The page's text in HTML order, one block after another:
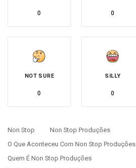
0 0
NOT SURE
0
SILLY
0
Non Stop
Non Stop Produções
O Que Aconteceu Com Non Stop Produções
Quem É Non Stop Produções